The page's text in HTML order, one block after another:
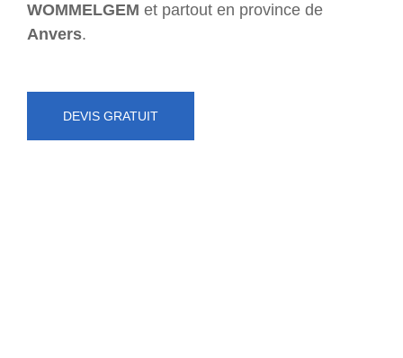
WOMMELGEM et partout en province de
Anvers.
DEVIS GRATUIT